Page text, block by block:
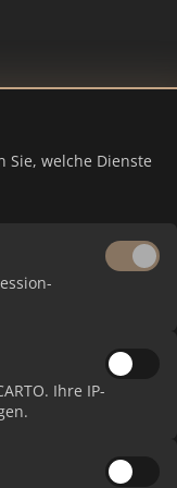
Sie, welche Dienste
Ihre IP-